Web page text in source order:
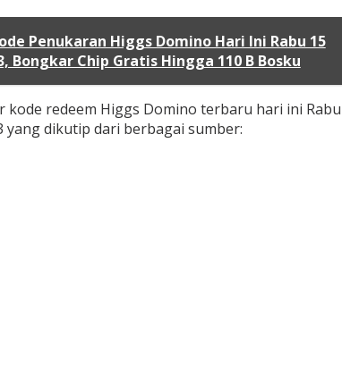
Penukaran Higgs Domino Hari Ini Rabu 15
Bongkar Chip Gratis Hingga 110 B Bosku
kode redeem Higgs Domino terbaru hari ini Rabu
yang dikutip dari berbagai sumber: